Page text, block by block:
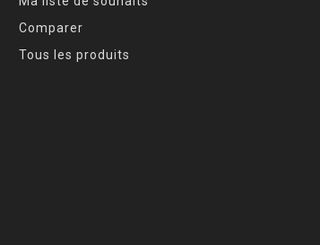
Comparer
Tous les produits